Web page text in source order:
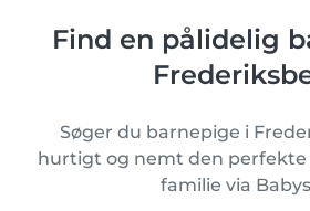
Find en pålidelig
Søger du barnepige i
hurtigt og nemt den
familie via